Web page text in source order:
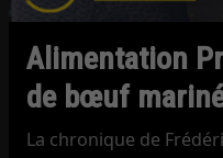
Alimentation
de bœuf
La chronique de